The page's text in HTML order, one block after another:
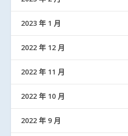
2023 年 1 月
2022 年 12 月
2022 年 11 月
2022 年 10 月
2022 年 9 月